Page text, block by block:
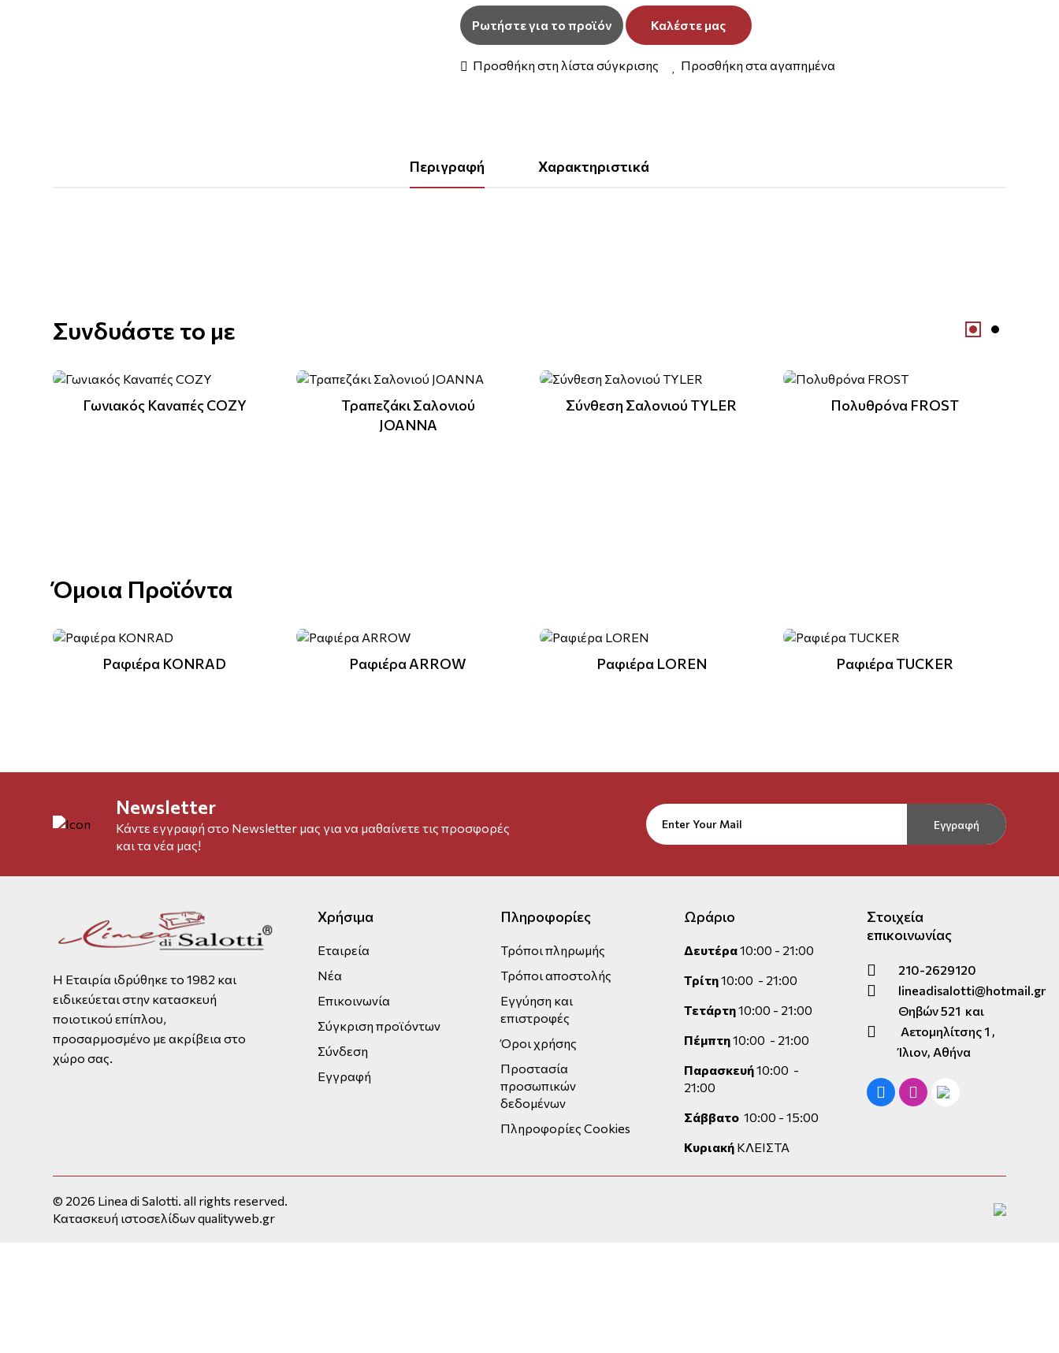
Ρωτήστε για το προϊόν Καλέστε μας
Προσθήκη στη λίστα σύγκρισης Προσθήκη στα αγαπημένα
Περιγραφή Χαρακτηριστικά
Συνδυάστε το με
Γωνιακός Καναπές COZY
Τραπεζάκι Σαλονιού
JOANNA
Σύνθεση Σαλονιού TYLER Πολυθρόνα FROST
Όμοια Προϊόντα
Ραφιέρα KONRAD Ραφιέρα ARROW Ραφιέρα LOREN Ραφιέρα TUCKER
Newsletter
Κάντε εγγραφή στο Newsletter μας για να μαθαίνετε τις προσφορές
και τα νέα μας!
Εγγραφή
Η Εταιρία ιδρύθηκε το 1982 και
ειδικεύεται στην κατασκευή
ποιοτικού επίπλου,
προσαρμοσμένο με ακρίβεια στο
χώρο σας.
Χρήσιμα
Εταιρεία
Νέα
Επικοινωνία
Σύγκριση προϊόντων
Σύνδεση
Εγγραφή
Πληροφορίες
Τρόποι πληρωμής
Τρόποι αποστολής
Εγγύηση και
επιστροφές
Όροι χρήσης
Προστασία
προσωπικών
δεδομένων
Πληροφορίες Cookies
Ωράριο
Δευτέρα10:00 - 21:00
Τρίτη10:00 - 21:00
Τετάρτη10:00 - 21:00
Πέμπτη10:00 - 21:00
Παρασκευή10:00 -
21:00
Σάββατο 10:00 - 15:00
ΚυριακήΚΛΕΙΣΤΑ
Στοιχεία
επικοινωνίας
210-2629120
lineadisalotti@hotmail.gr
Θηβών 521 και
Αετομηλίτσης 1 ,
Ίλιον, Αθήνα
© 2026 Linea di Salotti. all rights reserved.
Κατασκευή ιστοσελίδων qualityweb.gr